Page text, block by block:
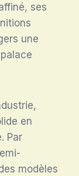
ses
une
en
Par
modèles